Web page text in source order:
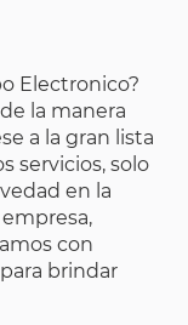
Electronico?
la manera
a la gran lista
servicios, solo
en la
con
brindar